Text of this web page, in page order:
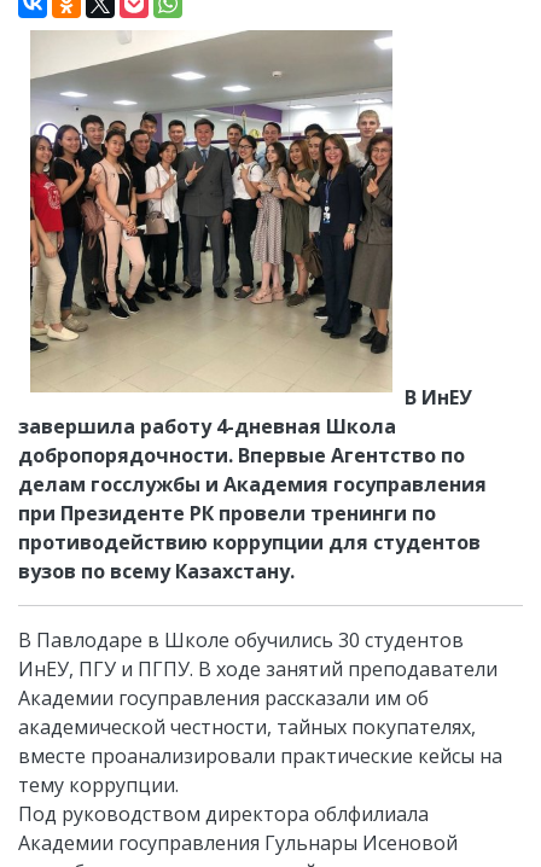
В ИнЕУ
завершила работу 4-дневная Школа
добропорядочности. Впервые Агентство по
делам госслужбы и Академия госуправления
при Президенте РК провели тренинги по
противодействию коррупции для студентов
вузов по всему Казахстану.
В Павлодаре в Школе обучились 30 студентов
ИнЕУ, ПГУ и ПГПУ. В ходе занятий преподаватели
Академии госуправления рассказали им об
академической честности, тайных покупателях,
вместе проанализировали практические кейсы на
тему коррупции.
Под руководством директора облфилиала
Академии госуправления Гульнары Исеновой